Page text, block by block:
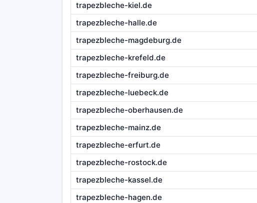
trapezbleche-kiel.de
trapezbleche-halle.de
trapezbleche-magdeburg.de
trapezbleche-krefeld.de
trapezbleche-freiburg.de
trapezbleche-luebeck.de
trapezbleche-oberhausen.de
trapezbleche-mainz.de
trapezbleche-erfurt.de
trapezbleche-rostock.de
trapezbleche-kassel.de
trapezbleche-hagen.de